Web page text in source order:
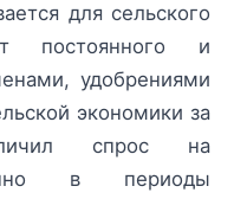
для сельского
постоянного и
удобрениями
экономики за
спрос на
в периоды